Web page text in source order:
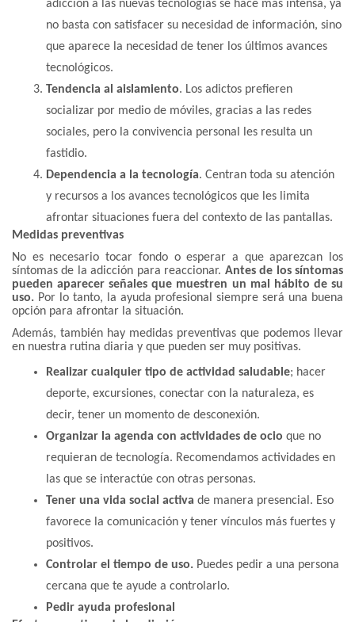
adicción a las nuevas tecnologías se hace más intensa, ya
no basta con satisfacer su necesidad de información, sino
que aparece la necesidad de tener los últimos avances
tecnológicos.
Tendencia al aislamiento. Los adictos prefieren
socializar por medio de móviles, gracias a las redes
sociales, pero la convivencia personal les resulta un
fastidio.
Dependencia a la tecnología. Centran toda su atención
y recursos a los avances tecnológicos que les limita
afrontar situaciones fuera del contexto de las pantallas.
Medidas preventivas
No es necesario tocar fondo o esperar a que aparezcan los
síntomas de la adicción para reaccionar. Antes de los síntomas
pueden aparecer señales que muestren un mal hábito de su
uso. Por lo tanto, la ayuda profesional siempre será una buena
opción para afrontar la situación.
Además, también hay medidas preventivas que podemos llevar
en nuestra rutina diaria y que pueden ser muy positivas.
Realizar cualquier tipo de actividad saludable; hacer
deporte, excursiones, conectar con la naturaleza, es
decir, tener un momento de desconexión.
Organizar la agenda con actividades de ocio que no
requieran de tecnología. Recomendamos actividades en
las que se interactúe con otras personas.
Tener una vida social activa de manera presencial. Eso
favorece la comunicación y tener vínculos más fuertes y
positivos.
Controlar el tiempo de uso. Puedes pedir a una persona
cercana que te ayude a controlarlo.
Pedir ayuda profesional